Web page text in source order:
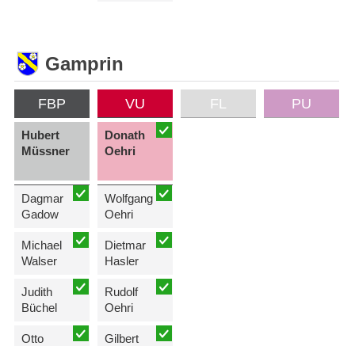
Gamprin
FBP
Hubert
Müssner
Dagmar
Gadow
Michael
Walser
Judith
Büchel
Otto
VU
Donath
Oehri
Wolfgang
Oehri
Dietmar
Hasler
Rudolf
Oehri
Gilbert
FL PU